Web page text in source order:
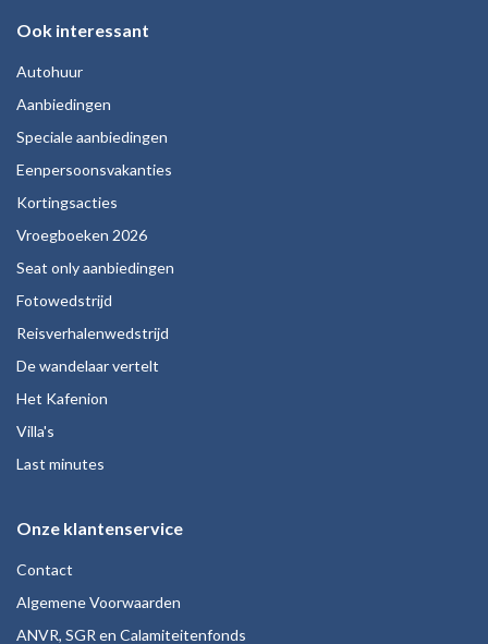
Ook interessant
Autohuur
Aanbiedingen
Speciale aanbiedingen
Eenpersoonsvakanties
Kortingsacties
Vroegboeken 2026
Seat only aanbiedingen
Fotowedstrijd
Reisverhalenwedstrijd
De wandelaar vertelt
Het Kafenion
Villa's
Last minutes
Onze klantenservice
Contact
Algemene Voorwaarden
ANVR, SGR en Calamiteitenfonds